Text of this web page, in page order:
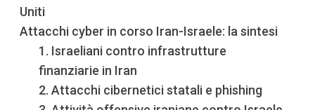
Uniti
Attacchi cyber in corso Iran-Israele: la sintesi
1. Israeliani contro infrastrutture
finanziarie in Iran
2. Attacchi cibernetici statali e phishing